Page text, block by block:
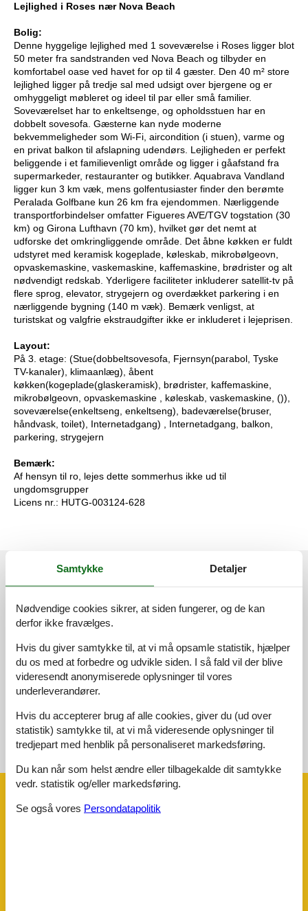
Lejlighed i Roses nær Nova Beach
Bolig:
Denne hyggelige lejlighed med 1 soveværelse i Roses ligger blot
50 meter fra sandstranden ved Nova Beach og tilbyder en
komfortabel oase ved havet for op til 4 gæster. Den 40 m² store
lejlighed ligger på tredje sal med udsigt over bjergene og er
omhyggeligt møbleret og ideel til par eller små familier.
Soveværelset har to enkeltsenge, og opholdsstuen har en
dobbelt sovesofa. Gæsterne kan nyde moderne
bekvemmeligheder som Wi-Fi, aircondition (i stuen), varme og
en privat balkon til afslapning udendørs. Lejligheden er perfekt
beliggende i et familievenligt område og ligger i gåafstand fra
supermarkeder, restauranter og butikker. Aquabrava Vandland
ligger kun 3 km væk, mens golfentusiaster finder den berømte
Peralada Golfbane kun 26 km fra ejendommen. Nærliggende
transportforbindelser omfatter Figueres AVE/TGV togstation (30
km) og Girona Lufthavn (70 km), hvilket gør det nemt at
udforske det omkringliggende område. Det åbne køkken er fuldt
udstyret med keramisk kogeplade, køleskab, mikrobølgeovn,
opvaskemaskine, vaskemaskine, kaffemaskine, brødrister og alt
nødvendigt redskab. Yderligere faciliteter inkluderer satellit-tv på
flere sprog, elevator, strygejern og overdækket parkering i en
nærliggende bygning (140 m væk). Bemærk venligst, at
turistskat og valgfrie ekstraudgifter ikke er inkluderet i lejeprisen.
Layout:
På 3. etage: (Stue(dobbeltsovesofa, Fjernsyn(parabol, Tyske
TV-kanaler), klimaanlæg), åbent
køkken(kogeplade(glaskeramisk), brødrister, kaffemaskine,
mikrobølgeovn, opvaskemaskine , køleskab, vaskemaskine, ()),
soveværelse(enkeltseng, enkeltseng), badeværelse(bruser,
håndvask, toilet), Internetadgang) , Internetadgang, balkon,
parkering, strygejern
Bemærk:
Af hensyn til ro, lejes dette sommerhus ikke ud til
ungdomsgrupper
Licens nr.: HUTG-003124-628
Eksterne anmeldelser
4,5
Eksterne anmeldelser
Ingen detaljerede eksterne anmeldelser
Se nabo emner Se solens gang om emnet
Samtykke Detaljer
Nødvendige cookies sikrer, at siden fungerer, og de kan
derfor ikke fravælges.
Hvis du giver samtykke til, at vi må opsamle statistik, hjælper
du os med at forbedre og udvikle siden. I så fald vil der blive
videresendt anonymiserede oplysninger til vores
underleverandører.
Hvis du accepterer brug af alle cookies, giver du (ud over
statistik) samtykke til, at vi må videresende oplysninger til
tredjepart med henblik på personaliseret markedsføring.
Du kan når som helst ændre eller tilbagekalde dit samtykke
vedr. statistik og/eller markedsføring.
Se også vores Persondatapolitik